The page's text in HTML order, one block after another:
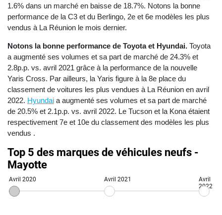
1.6% dans un marché en baisse de 18.7%. Notons la bonne
performance de la C3 et du Berlingo, 2e et 6e modèles les plus
vendus à La Réunion le mois dernier.
Notons la bonne performance de Toyota et Hyundai. Toyota
a augmenté ses volumes et sa part de marché de 24.3% et
2.8p.p. vs. avril 2021 grâce à la performance de la nouvelle
Yaris Cross. Par ailleurs, la Yaris figure à la 8e place du
classement de voitures les plus vendues à La Réunion en avril
2022. Hyundai a augmenté ses volumes et sa part de marché
de 20.5% et 2.1p.p. vs. avril 2022. Le Tucson et la Kona étaient
respectivement 7e et 10e du classement des modèles les plus
vendus .